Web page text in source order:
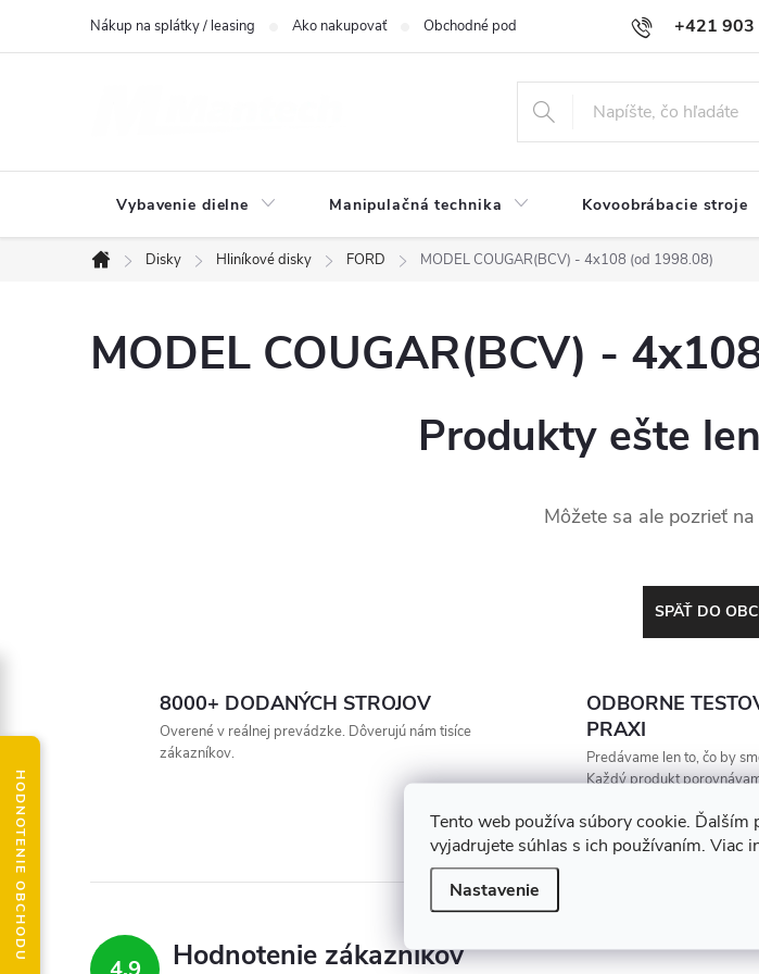
Tento web používa súbory cookie. Ďalším
vyjadrujete súhlas s ich používaním. Viac
Nastavenie
+421
Nákup na splátky / leasing Ako nakupovať Obchodné podmienky Podmienky ochrany
Vybavenie dielne Manipulačná technika Kovoobrábacie stroje
Domov
Disky Hliníkové disky FORD MODEL COUGAR(BCV) - 4x108 (od 1998.08)
MODEL COUGAR(BCV) -
Produkty ešte
Môžete sa ale pozrieť
SPÄŤ DO
8000+ DODANÝCH STROJOV
Overené v reálnej prevádzke. Dôverujú nám tisíce
zákazníkov.
ODBORNE
PRAXI
Predávame len to, čo by
Každý produkt
Hodnotenie zákazníkov
HODNOTENIE OBCHODU